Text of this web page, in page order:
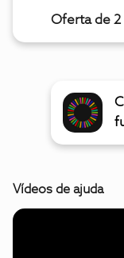
Oferta de 2
Vídeos de ajuda